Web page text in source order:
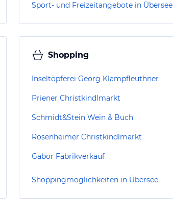
Sport- und Freizeitangebote in Übersee
Shopping
Inseltöpferei Georg Klampfleuthner
Priener Christkindlmarkt
Schmidt&Stein Wein & Buch
Rosenheimer Christkindlmarkt
Gabor Fabrikverkauf
Shoppingmöglichkeiten in Übersee